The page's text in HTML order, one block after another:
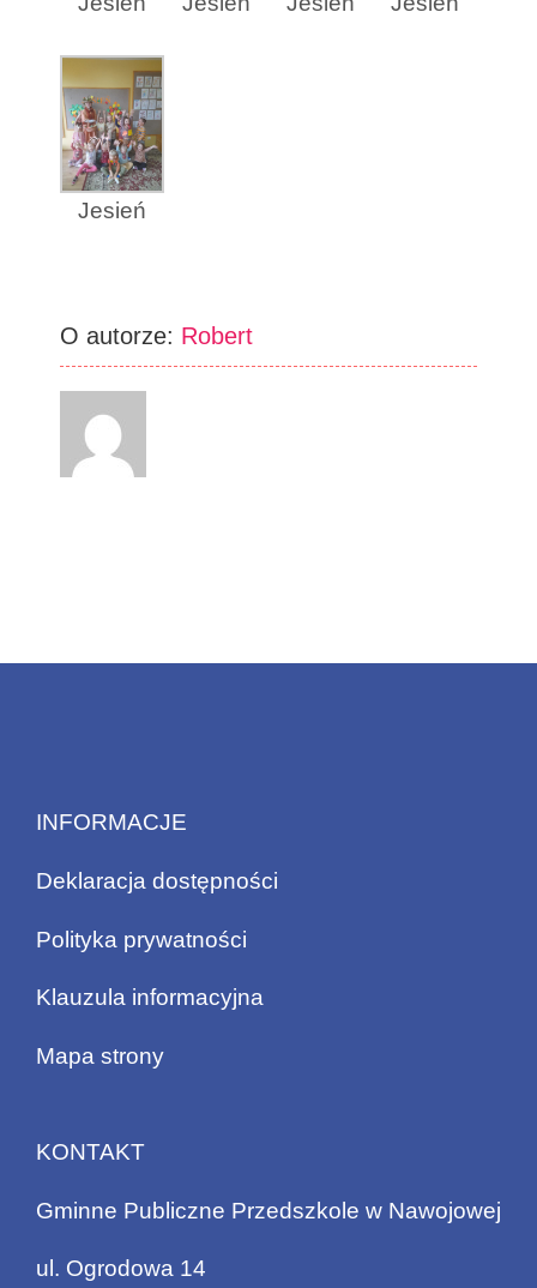
Jesień
O autorze: Robert
INFORMACJE
Deklaracja dostępności
Polityka prywatności
Klauzula informacyjna
Mapa strony
KONTAKT
Gminne Publiczne Przedszkole w Nawojowej
ul. Ogrodowa 14